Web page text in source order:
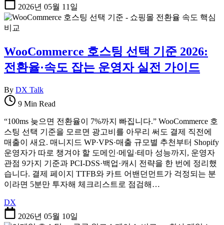
2026년 05월 11일
WooCommerce 호스팅 선택 기준 2026:
전환율·속도 잡는 운영자 실전 가이드
By DX Talk
9 Min Read
“100ms 늦으면 전환율이 7%까지 빠집니다.” WooCommerce 호
스팅 선택 기준을 모르면 광고비를 아무리 써도 결제 직전에
매출이 새요. 매니지드 WP·VPS·매출 규모별 추천부터 Shopify
운영자가 따로 챙겨야 할 도메인·메일·테마 성능까지, 운영자
관점 9가지 기준과 PCI-DSS·백업·캐시 전략을 한 번에 정리했
습니다. 결제 페이지 TTFB와 카트 어밴던먼트가 걱정되는 분
이라면 5분만 투자해 체크리스트로 점검해…
DX
2026년 05월 10일